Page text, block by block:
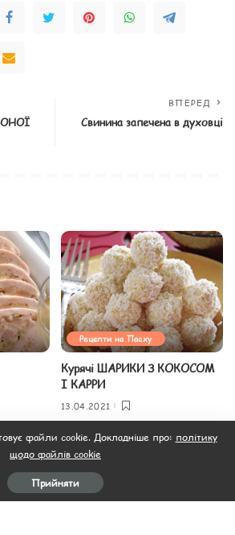
ВПЕРЕД
Свинина запечена в духовці
Рецепти на Пасху
Курячі ШАРИКИ З КОКОСОМ
І КАРРИ
13.04.2021
файли cookie. Докладніше про: політику
щодо файлів cookie
Прийняти